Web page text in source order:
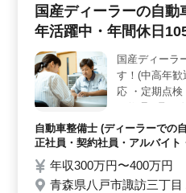
的に活躍中です。50代の技術
10年以上の経験を持つ方、ぜ
ち、安心してお仕事に取り
やすい環境＞ 年間休日105
軟な休暇が取得可能です。
で、柔軟な働き方が可能です
ワークライフバランスを大切
国産ディーラーの自
年活躍中・年間休日
国産ディーラ
す！(中高年
応 ・定期点
歓迎致します
術者活躍中）
自動車整備士 (ディーラーでの
正社員・契約社員・アルバイト
年収300万円〜400万円
青森県八戸市諏訪三丁目